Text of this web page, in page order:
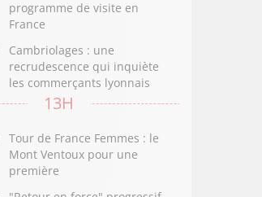
programme de visite en
France
Cambriolages : une
recrudescence qui inquiète
les commerçants lyonnais
13H
Tour de France Femmes : le
Mont Ventoux pour une
première